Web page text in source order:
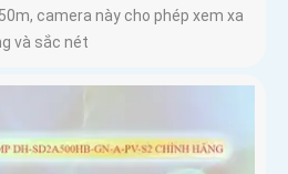
camera này cho phép xem xa
và sắc nét